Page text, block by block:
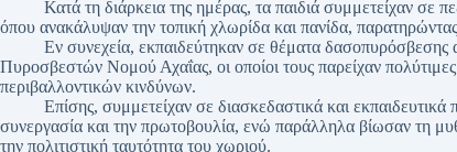
Κατά τη διάρκεια της ημέρας, τα παιδιά συμμετείχαν σε
όπου ανακάλυψαν την τοπική χλωρίδα και πανίδα,
Εν συνεχεία, εκπαιδεύτηκαν σε θέματα δασοπυρόσβεσης
Πυροσβεστών Νομού Αχαΐας, οι οποίοι τους παρείχαν
περιβαλλοντικών κινδύνων.
Επίσης, συμμετείχαν σε διασκεδαστικά και εκπαιδευτικά
συνεργασία και την πρωτοβουλία, ενώ παράλληλα βίωσαν τη
την πολιτιστική ταυτότητα του χωριού.